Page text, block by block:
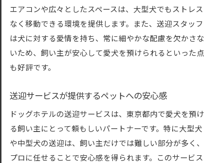
エアコンや広々としたスペースは、大型犬でもストレス
なく移動できる環境を提供します。また、送迎スタッフ
は犬に対する愛情を持ち、常に細やかな配慮を欠かさな
いため、飼い主が安心して愛犬を預けられるといった点
も好評です。
送迎サービスが提供するペットへの安心感
ドッグホテルの送迎サービスは、東京都内で愛犬を預け
る飼い主にとって頼もしいパートナーです。特に大型犬
や中型犬の送迎は、飼い主だけでは難しい部分が多く、
プロに任せることで安心感を得られます。このサービス